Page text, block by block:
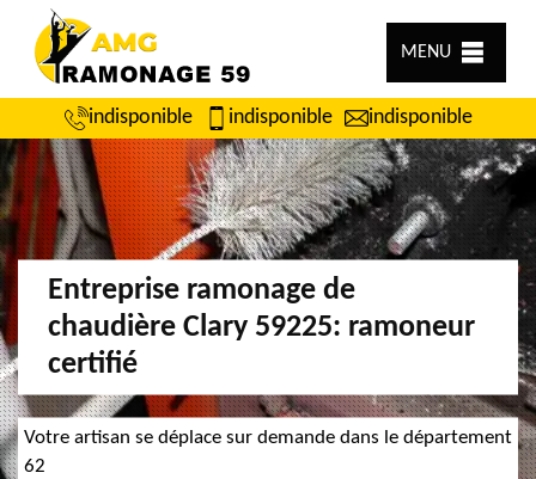
MENU
indisponible indisponible indisponible
Entreprise ramonage de
chaudière Clary 59225: ramoneur
certifié
Votre artisan se déplace sur demande dans le département
62